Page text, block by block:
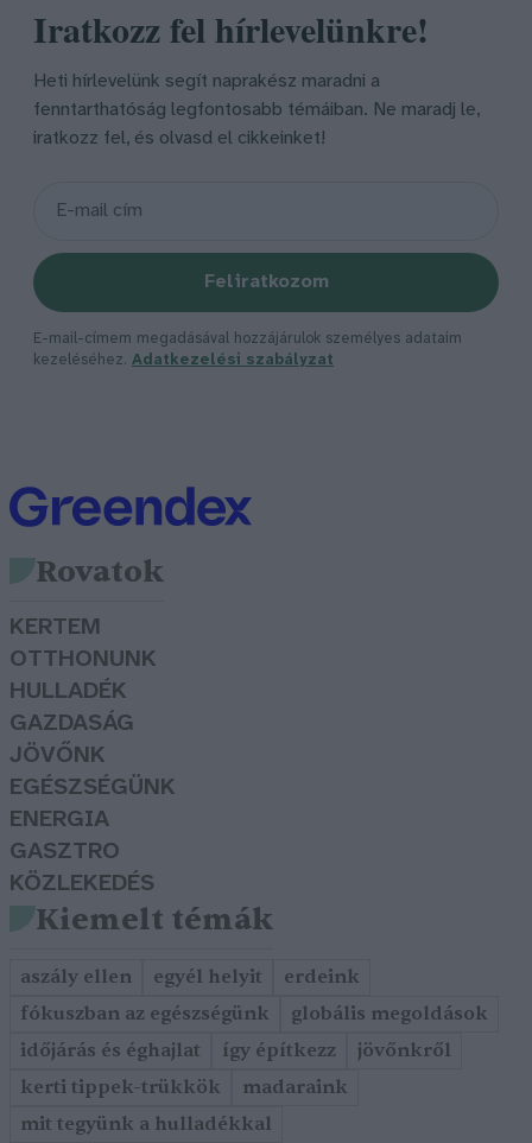
Iratkozz fel hírlevelünkre!
Heti hírlevelünk segít naprakész maradni a
fenntarthatóság legfontosabb témáiban. Ne maradj le,
iratkozz fel, és olvasd el cikkeinket!
Feliratkozom
E-mail-címem megadásával hozzájárulok személyes adataim
kezeléséhez. Adatkezelési szabályzat
Rovatok
KERTEM
OTTHONUNK
HULLADÉK
GAZDASÁG
JÖVŐNK
EGÉSZSÉGÜNK
ENERGIA
GASZTRO
KÖZLEKEDÉS
Kiemelt témák
aszály ellen egyél helyit
erdeink
fókuszban az egészségünk
globális megoldások
időjárás és éghajlat
így építkezz
jövőnkről
kerti tippek-trükkök
madaraink
mit tegyünk a hulladékkal